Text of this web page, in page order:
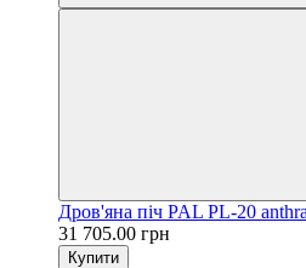
Дров'яна піч PAL PL-20
31 705.00 грн
Купити